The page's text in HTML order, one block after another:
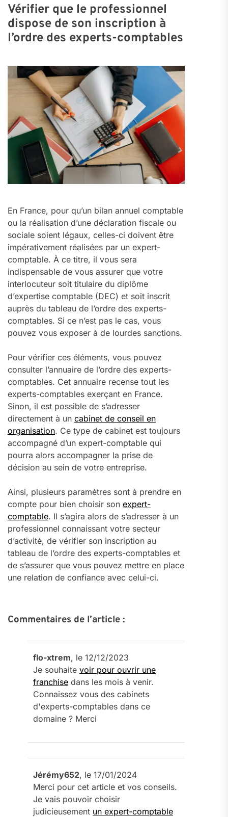
Vérifier que le professionnel
dispose de son inscription à
l’ordre des experts-comptables
En France, pour qu’un bilan annuel comptable
ou la réalisation d’une déclaration fiscale ou
sociale soient légaux, celles-ci doivent être
impérativement réalisées par un expert-
comptable. À ce titre, il vous sera
indispensable de vous assurer que votre
interlocuteur soit titulaire du diplôme
d’expertise comptable (DEC) et soit inscrit
auprès du tableau de l’ordre des experts-
comptables. Si ce n’est pas le cas, vous
pouvez vous exposer à de lourdes sanctions.
Pour vérifier ces éléments, vous pouvez
consulter l’annuaire de l’ordre des experts-
comptables. Cet annuaire recense tout les
experts-comptables exerçant en France.
Sinon, il est possible de s’adresser
directement à un cabinet de conseil en
organisation. Ce type de cabinet est toujours
accompagné d’un expert-comptable qui
pourra alors accompagner la prise de
décision au sein de votre entreprise.
Ainsi, plusieurs paramètres sont à prendre en
compte pour bien choisir son expert-
comptable. Il s’agira alors de s’adresser à un
professionnel connaissant votre secteur
d’activité, de vérifier son inscription au
tableau de l’ordre des experts-comptables et
de s’assurer que vous pouvez mettre en place
une relation de confiance avec celui-ci.
Commentaires de l’article :
flo-xtrem, le 12/12/2023
Je souhaite voir pour ouvrir une
franchise dans les mois à venir.
Connaissez vous des cabinets
d'experts-comptables dans ce
domaine ? Merci
Jérémy652, le 17/01/2024
Merci pour cet article et vos conseils.
Je vais pouvoir choisir
judicieusement un expert-comptable